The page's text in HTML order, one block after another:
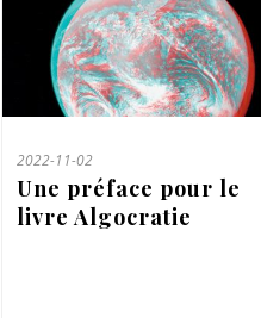
2022-11-02
Une préface pour le
livre Algocratie